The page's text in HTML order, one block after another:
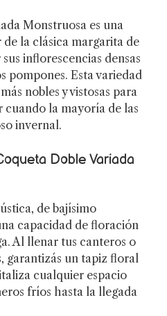
Monstruosa es una
la clásica margarita de
inflorescencias densas
pompones. Esta variedad
nobles y vistosas para
la mayoría de las
invernal.
Doble Variada
de bajísimo
capacidad de floración
Al llenar tus canteros o
garantizás un tapiz floral
cualquier espacio
fríos hasta la llegada